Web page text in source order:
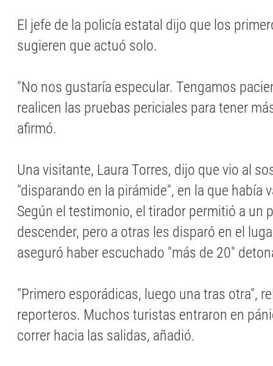
El jefe de la policía estatal dijo que los
sugieren que actuó solo.
"No nos gustaría especular. Tengamos
realicen las pruebas periciales para tener
afirmó.
Una visitante, Laura Torres, dijo que vio al
"disparando en la pirámide", en la que había
Según el testimonio, el tirador permitió a un
descender, pero a otras les disparó en el
aseguró haber escuchado "más de 20"
"Primero esporádicas, luego una tras otra",
reporteros. Muchos turistas entraron en
correr hacia las salidas, añadió.